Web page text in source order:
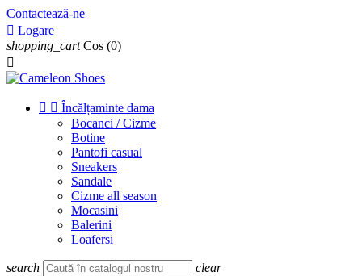
Contactează-ne
 Logare
shopping_cart Cos (0)

  Încălțaminte dama
Bocanci / Cizme
Botine
Pantofi casual
Sneakers
Sandale
Cizme all season
Mocasini
Balerini
Loafersi
search clear